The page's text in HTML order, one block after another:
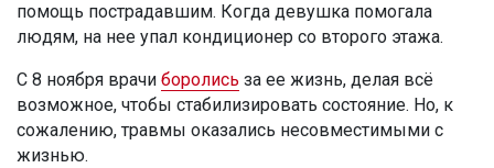
помощь пострадавшим. Когда девушка помогала
людям, на нее упал кондиционер со второго этажа.
С 8 ноября врачи боролись за ее жизнь, делая всё
возможное, чтобы стабилизировать состояние. Но, к
сожалению, травмы оказались несовместимыми с
жизнью.